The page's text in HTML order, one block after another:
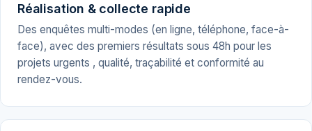
Réalisation & collecte rapide
Des enquêtes multi-modes (en ligne, téléphone, face-à-
face), avec des premiers résultats sous 48h pour les
projets urgents , qualité, traçabilité et conformité au
rendez-vous.